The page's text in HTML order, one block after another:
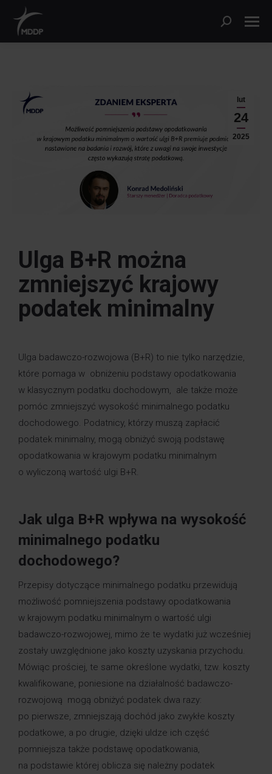
lut
24
2025
Ulga B+R można
zmniejszyć krajowy
podatek minimalny
Ulga badawczo-rozwojowa (B+R) to nie tylko narzędzie,
które pomaga w obniżeniu podstawy opodatkowania
w klasycznym podatku dochodowym, ale także może
pomóc zmniejszyć wysokość minimalnego podatku
dochodowego. Podatnicy, którzy muszą zapłacić
podatek minimalny, mogą obniżyć swoją podstawę
opodatkowania w krajowym podatku minimalnym
o wyliczoną wartość ulgi B+R.
Jak ulga B+R wpływa na wysokość
minimalnego podatku
dochodowego?
Przepisy dotyczące minimalnego podatku przewidują
możliwość pomniejszenia podstawy opodatkowania
w krajowym podatku minimalnym o wartość ulgi
badawczo-rozwojowej, mimo że te wydatki już wcześniej
zostały uwzględnione jako koszty uzyskania przychodu.
Mówiąc prościej, te same określone wydatki, tzw. koszty
kwalifikowane, poniesione na działalność badawczo-
rozwojową mogą obniżyć podatek dwa razy:
po pierwsze, zmniejszają dochód jako zwykłe koszty
podatkowe, a po drugie, dzięki uldze ich część
pomniejsza także podstawę opodatkowania,
na podstawie której oblicza się należny podatek